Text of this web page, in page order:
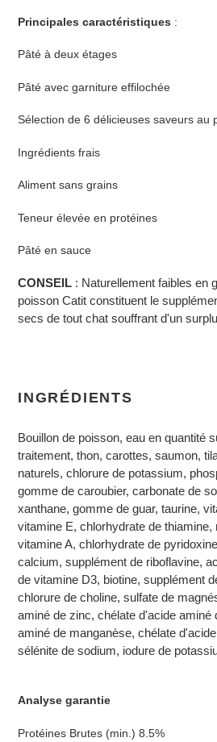
Principales caractéristiques :
Pâté à deux étages
Pâté avec garniture effilochée
Sélection de 6 délicieuses saveurs au
Ingrédients frais
Aliment sans grains
Teneur élevée en protéines
Pâté en sauce
CONSEIL : Naturellement faibles en
poisson Catit constituent le
secs de tout chat souffrant d'un
INGRÉDIENTS
Bouillon de poisson, eau en quantité
traitement, thon, carottes, saumon,
naturels, chlorure de potassium,
gomme de caroubier, carbonate de
xanthane, gomme de guar, taurine,
vitamine E, chlorhydrate de thiamine,
vitamine A, chlorhydrate de
calcium, supplément de riboflavine,
de vitamine D3, biotine, supplément
chlorure de choline, sulfate de
aminé de zinc, chélate d'acide aminé
aminé de manganèse, chélate
sélénite de sodium, iodure de
Analyse garantie
Protéines Brutes (min.) 8.5%